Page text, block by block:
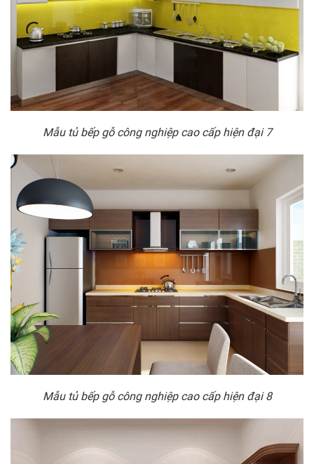
Mẫu tủ bếp gỗ công nghiệp cao cấp hiện đại 7
Mẫu tủ bếp gỗ công nghiệp cao cấp hiện đại 8